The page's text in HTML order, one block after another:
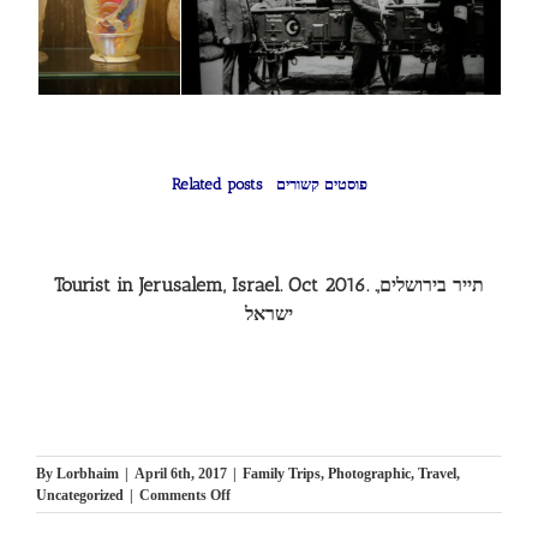
Related posts פוסטים קשורים
Tourist in Jerusalem, Israel. Oct 2016. .תייר בירושלים,
ישראל
By Lorbhaim | April 6th, 2017 | Family Trips, Photographic, Travel,
Uncategorized | Comments Offon
Tourist